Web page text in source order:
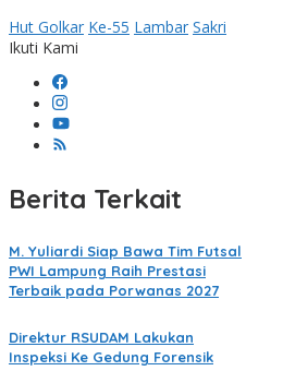
Hut Golkar Ke-55 Lambar Sakri
Ikuti Kami
Berita Terkait
M. Yuliardi Siap Bawa Tim Futsal
PWI Lampung Raih Prestasi
Terbaik pada Porwanas 2027
Direktur RSUDAM Lakukan
Inspeksi Ke Gedung Forensik